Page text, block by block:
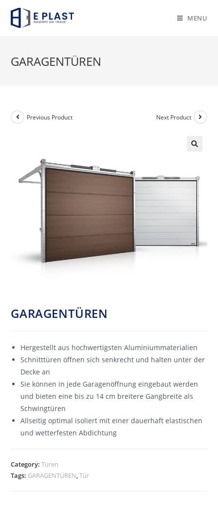
content
MENU
GARAGENTÜREN
Previous Product Next Product
GARAGENTÜREN
Hergestellt aus hochwertigsten Aluminiummaterialien
Schnitttüren öffnen sich senkrecht und halten unter der
Decke an
Sie können in jede Garagenöffnung eingebaut werden
und bieten eine bis zu 14 cm breitere Gangbreite als
Schwingtüren
Allseitig optimal isoliert mit einer dauerhaft elastischen
und wetterfesten Abdichtung
Category:Türen
Tags: GARAGENTÜREN,Tür